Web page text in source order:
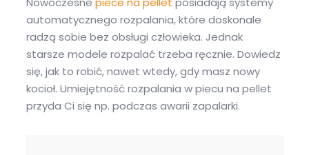
automatycznego rozpalania, które doskonale
radzą sobie bez obsługi człowieka. Jednak
starsze modele rozpalać trzeba ręcznie. Dowiedz
się, jak to robić, nawet wtedy, gdy masz nowy
kocioł. Umiejętność rozpalania w piecu na pellet
przyda Ci się np. podczas awarii zapalarki.